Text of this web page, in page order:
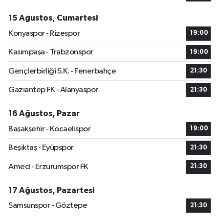
15 Ağustos, Cumartesi
Konyaspor - Rizespor
19:00
Kasımpaşa - Trabzonspor 19:00
Gençlerbirliği S.K. - Fenerbahçe 21:30
Gaziantep FK - Alanyaspor 21:30
16 Ağustos, Pazar
Başakşehir - Kocaelispor
19:00
Beşiktaş - Eyüpspor 21:30
Amed - Erzurumspor FK 21:30
17 Ağustos, Pazartesi
Samsunspor - Göztepe
21:30